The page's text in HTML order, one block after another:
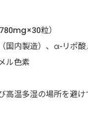
粒）
国内製造）、α-リポ
ル色素
温多湿の場所を避け